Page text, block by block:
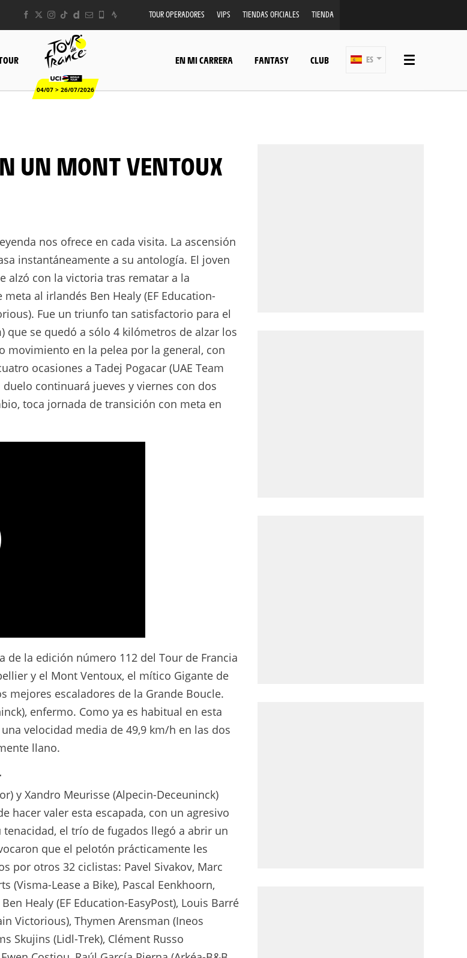
TOUR OPERADORES VIPS TIENDAS OFICIALES TIENDA
04/07 > 26/07/2026
EN MI CARRERA FANTASY CLUB ES
nos ofrece en cada visita. La ascensión
instantáneamente a su antología. El joven
alzó con la victoria tras rematar a la
al irlandés Ben Healy (EF Education-
Fue un triunfo tan satisfactorio para el
que se quedó a sólo 4 kilómetros de alzar los
movimiento en la pelea por la general, con
ocasiones a Tadej Pogacar (UAE Team
continuará jueves y viernes con dos
toca jornada de transición con meta en
de la edición número 112 del Tour de Francia
y el Mont Ventoux, el mítico Gigante de
mejores escaladores de la Grande Boucle.
enfermo. Como ya es habitual en esta
velocidad media de 49,9 km/h en las dos
llano.
y Xandro Meurisse (Alpecin-Deceuninck)
hacer valer esta escapada, con un agresivo
el trío de fugados llegó a abrir un
que el pelotón prácticamente les
por otros 32 ciclistas: Pavel Sivakov, Marc
(Visma-Lease a Bike), Pascal Eenkhoorn,
Healy (EF Education-EasyPost), Louis Barré
Victorious), Thymen Arensman (Ineos
Skujins (Lidl-Trek), Clément Russo